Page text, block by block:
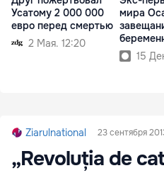
Усатому 2 000 000
евро перед смертью
2 Мая. 12:20
мира
15
Ziarulnational 23 сентября
„Revoluția de